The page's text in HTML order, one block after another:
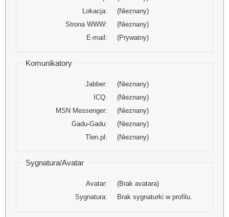
Lokacja:
(Nieznany)
Strona WWW:
(Nieznany)
E-mail:
(Prywatny)
Komunikatory
Jabber:
(Nieznany)
ICQ:
(Nieznany)
MSN Messenger:
(Nieznany)
Gadu-Gadu:
(Nieznany)
Tlen.pl:
(Nieznany)
Sygnatura/Avatar
Avatar:
(Brak avatara)
Sygnatura:
Brak sygnaturki w profilu.